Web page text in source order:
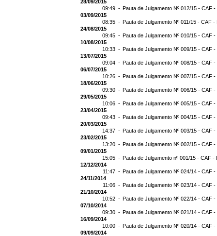
28/09/2015
09:49 - Pauta de Julgamento Nº 012/15 - CAF
03/09/2015
08:35 - Pauta de Julgamento Nº 011/15 - CAF -
24/08/2015
09:45 - Pauta de Julgamento Nº 010/15 - CAF
10/08/2015
10:33 - Pauta de Julgamento Nº 009/15 - CAF
13/07/2015
09:04 - Pauta de Julgamento Nº 008/15 - CAF
06/07/2015
10:26 - Pauta de Julgamento Nº 007/15 - CAF
18/06/2015
09:30 - Pauta de Julgamento Nº 006/15 - CAF
29/05/2015
10:06 - Pauta de Julgamento Nº 005/15 - CAF
23/04/2015
09:43 - Pauta de Julgamento Nº 004/15 - CAF
20/03/2015
14:37 - Pauta de Julgamento Nº 003/15 - CAF
23/02/2015
13:20 - Pauta de Julgamento Nº 002/15 - CAF
09/01/2015
15:05 - Pauta de Julgamento nº 001/15 - CAF -
12/12/2014
11:47 - Pauta de Julgamento Nº 024/14 - CAF
24/11/2014
11:06 - Pauta de Julgamento Nº 023/14 - CAF -
21/10/2014
10:52 - Pauta de Julgamento Nº 022/14 - CAF
07/10/2014
09:30 - Pauta de Julgamento Nº 021/14 - CAF
16/09/2014
10:00 - Pauta de Julgamento Nº 020/14 - CAF
09/09/2014